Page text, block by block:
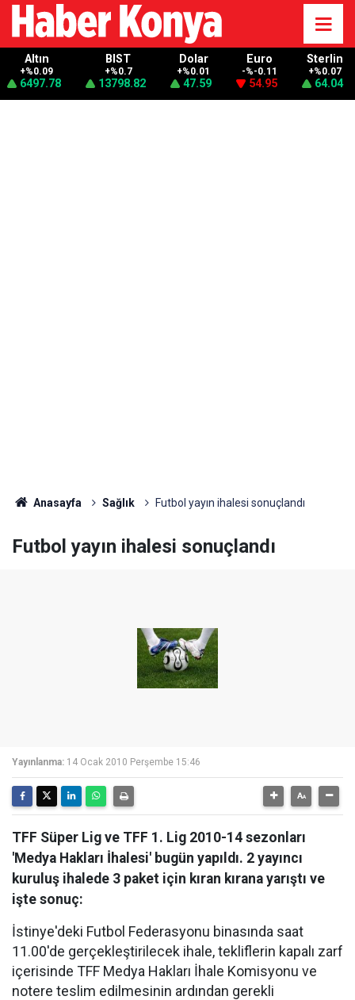
Altın
+%0.09
6497.78
BIST
+%0.7
13798.82
Dolar
+%0.01
47.59
Euro
-%-0.11
54.95
Sterlin
+%0.07
64.04
Anasayfa Sağlık Futbol yayın ihalesi sonuçlandı
Futbol yayın ihalesi sonuçlandı
Yayınlanma: 14 Ocak 2010 Perşembe 15:46
TFF Süper Lig ve TFF 1. Lig 2010-14 sezonları
'Medya Hakları İhalesi' bugün yapıldı. 2 yayıncı
kuruluş ihalede 3 paket için kıran kırana yarıştı ve
işte sonuç:
İstinye'deki Futbol Federasyonu binasında saat
11.00'de gerçekleştirilecek ihale, tekliflerin kapalı zarf
içerisinde TFF Medya Hakları İhale Komisyonu ve
notere teslim edilmesinin ardından gerekli